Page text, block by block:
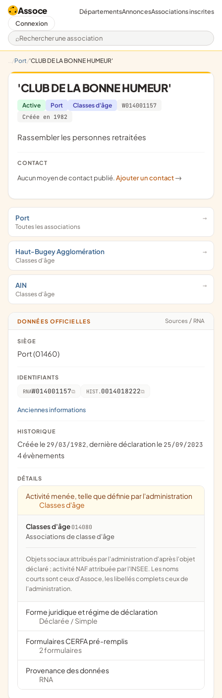
Assoce
Rechercher une association
DépartementsAnnoncesAssociations inscrites
Connexion
Port 'CLUB DE LA BONNE HUMEUR'
'CLUB DE LA BONNE HUMEUR'
Active Port Classes d'âge
W014001157
Créée en 1982
rassembler les personnes retraitées
CONTACT
Aucun moyen de contact publié.Ajouter un contact ->
Port
Toutes les associations
Haut-Bugey Agglomération
Classes d'âge
AIN
Classes d'âge
DONNÉES OFFICIELLES Sources / RNA
SIÈGE
Port (01460)
IDENTIFIANTS
RNAW014001157 HIST. 0014018222
Anciennes informations
HISTORIQUE
Créée le 29/03/1982, dernière déclaration le 25/09/2023
4 évènements
DÉTAILS
Activité menée, telle que définie par l'administration
Classes d'âge
Classes d'âge 014080
associations de classe d'âge
Objets sociaux attribués par l'administration d'après l'objet
déclaré ; activité NAF attribuée par l'INSEE. Les noms
courts sont ceux d'Assoce, les libellés complets ceux de
l'administration.
Forme juridique et régime de déclaration
Déclarée / Simple
Formulaires CERFA pré-remplis
2 formulaires
Provenance des données
RNA